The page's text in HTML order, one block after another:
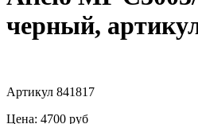
черный,
Артикул 841817
Цена: 4700 pуб